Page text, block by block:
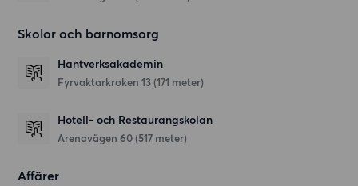
Skolor och barnomsorg
Hantverksakademin
Fyrvaktarkroken 13 (171 meter)
Hotell- och Restaurangskolan
Arenavägen 60 (517 meter)
Affärer